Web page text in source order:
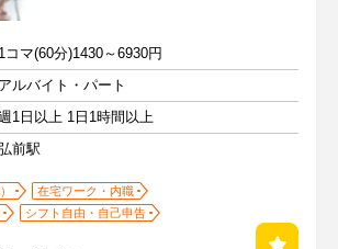
1コマ(60分)1430～6930円
アルバイト・パート
1日以上 1日1時間以上
前駅
在宅ワーク・内職
シフト自由・自己申告